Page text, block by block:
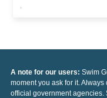
,
A note for our users: Swim
moment you ask for it.
official government agencies.